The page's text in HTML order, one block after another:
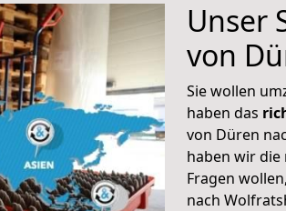
Unser
von
Sie wollen
haben das
von Düren
haben wir die
Fragen wollen,
nach